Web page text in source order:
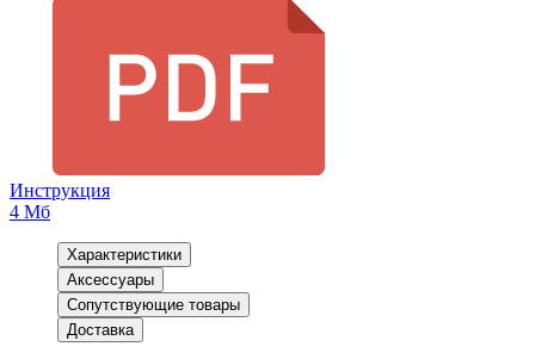
Инструкция
4 Мб
Характеристики
Аксессуары
Сопутствующие товары
Доставка